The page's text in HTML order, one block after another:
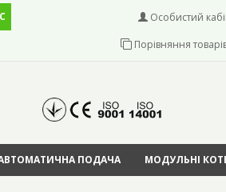
Особистий
Порівняння
ПОДАЧА МОДУЛЬНІ